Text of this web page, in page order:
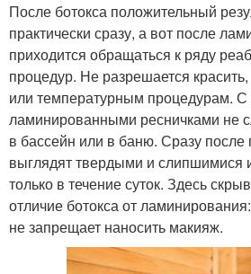
После ботокса положительный
практически сразу, а вот после
приходится обращаться к ряду
процедур. Не разрешается
или температурным процедурам. С
ламинированными ресничками не
в бассейн или в баню. Сразу
выглядят твердыми и слипшимися
только в течение суток. Здесь
отличие ботокса от
не запрещает наносить макияж.